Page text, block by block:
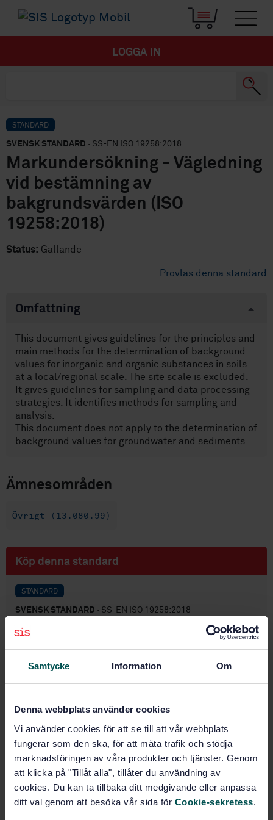
Samtycke Information Om
Denna webbplats använder cookies
Vi använder cookies för att se till att vår webbplats
fungerar som den ska, för att mäta trafik och stödja
marknadsföringen av våra produkter och tjänster. Genom
att klicka på "Tillåt alla", tillåter du användning av
cookies. Du kan ta tillbaka ditt medgivande eller anpassa
ditt val genom att besöka vår sida för Cookie-sekretess.
LOGGA IN
STANDARD
SVENSK STANDARD · SS-EN ISO 19258:2018
Markundersökning - Vägledning
vid bestämning av
bakgrundsvärden (ISO
19258:2018)
Status: Gällande
Provläs denna standard
Omfattning
This document gives guidelines for the principles and
main methods for the determination of background
values for inorganic and organic substances in soils
at a local/regional scale. The site scale is excluded.
It gives guidelines for sampling and data processing
strategies. It identifies methods for sampling and
analysis.
This document does not apply to the determination of
background values for groundwater and sediments.
Ämnesområden
Övrigt (13.080.99)
Köp denna standard
STANDARD
SVENSK STANDARD · SS-EN ISO 19258:2018
Markundersökning - Vägledning vid bestämning av
bakgrundsvärden (ISO 19258:2018)
Prenumerera på standarden - Läs mer
PDF
Fler alternativ